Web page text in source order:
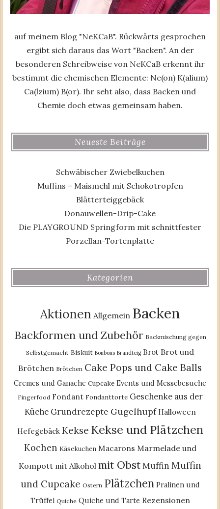
auf meinem Blog "NeKCaB". Rückwärts gesprochen
ergibt sich daraus das Wort "Backen". An der
besonderen Schreibweise von NeKCaB erkennt ihr
bestimmt die chemischen Elemente: Ne(on) K(alium)
Ca(lzium) B(or). Ihr seht also, dass Backen und
Chemie doch etwas gemeinsam haben.
Neueste Beiträge
Schwäbischer Zwiebelkuchen
Muffins – Maismehl mit Schokotropfen
Blätterteiggebäck
Donauwellen-Drip-Cake
Die PLAYGROUND Springform mit schnittfester
Porzellan-Tortenplatte
Kategorien
Aktionen Allgemein Backen
Backformen und Zubehör Backmischung gegen
Selbstgemacht Biskuit Bonbons Brandteig Brot Brot und
Brötchen Brötchen Cake Pops und Cake Balls
Cremes und Ganache Cupcake Events und Messebesuche
Fingerfood Fondant Fondanttorte Geschenke aus der
Küche Grundrezepte Gugelhupf Halloween
Hefegebäck Kekse Kekse und Plätzchen
Kochen Käsekuchen Macarons Marmelade und
Kompott mit Alkohol mit ObstMuffin Muffin
und Cupcake Ostern Plätzchen Pralinen und
Trüffel Quiche Quiche und Tarte Rezensionen